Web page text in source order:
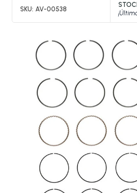
SKU: AV-00538